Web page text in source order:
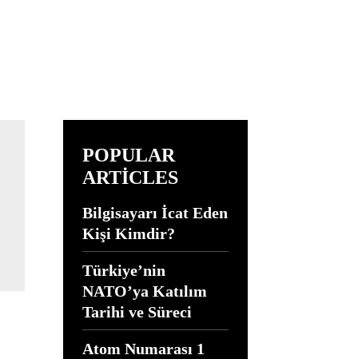
POPULAR
ARTICLES
Bilgisayarı İcat Eden
Kişi Kimdir?
Türkiye’nin
NATO’ya Katılım
Tarihi ve Süreci
Atom Numarası 1